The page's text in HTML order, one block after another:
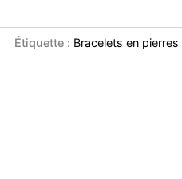
Étiquette : Bracelets en pierres